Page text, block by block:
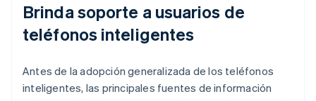
Brinda soporte a usuarios de
teléfonos inteligentes
Antes de la adopción generalizada de los teléfonos
inteligentes, las principales fuentes de información